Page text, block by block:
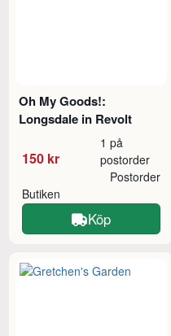
Oh My Goods!:
Longsdale in Revolt
150 kr
1 på
postorder
Butiken
Postorder
Köp